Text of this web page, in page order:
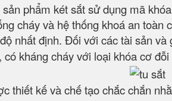
phẩm két sắt sử dụng mã
cháy và hệ thống khoá an
nhất định. Đối với các tài sản
kháng cháy với loại khóa cơ
thiết kế và chế tạo chắc chắn